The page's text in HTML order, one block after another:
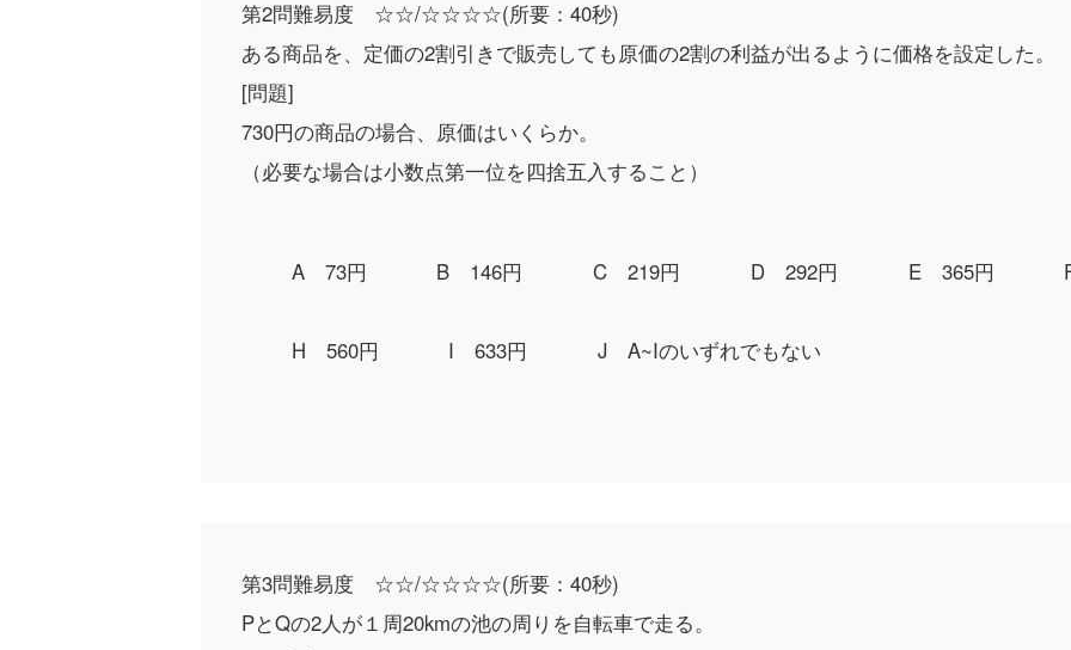
第2問難易度 ☆☆/☆☆☆☆(所要：40秒)
ある商品を、定価の2割引きで販売しても原価の2割の利益が出るように価格を設定した。
[問題]
730円の商品の場合、原価はいくらか。
（必要な場合は小数点第一位を四捨五入すること）
A 73円 B 146円 C 219円 D 292円 E 365円
H 560円 I 633円 J A~Iのいずれでもない
第3問難易度 ☆☆/☆☆☆☆(所要：40秒)
PとQの2人が１周20kmの池の周りを自転車で走る。